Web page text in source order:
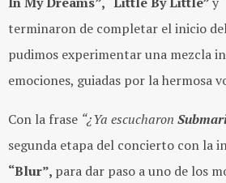
terminaron de completar el inicio
pudimos experimentar una mezcla
emociones, guiadas por la hermosa
Con la frase “¿Ya escucharon
segunda etapa del concierto con la
“Blur”, para dar paso a uno de los